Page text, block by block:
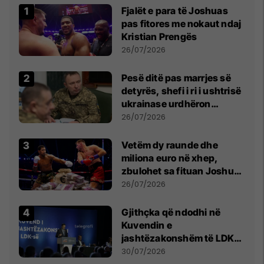
Fjalët e para të Joshuas
pas fitores me nokaut ndaj
Kristian Prengës
26/07/2026
Pesë ditë pas marrjes së
detyrës, shefi i ri i ushtrisë
ukrainase urdhëron
kontroll të madh
26/07/2026
Vetëm dy raunde dhe
miliona euro në xhep,
zbulohet sa fituan Joshua
e Prenga
26/07/2026
Gjithçka që ndodhi në
Kuvendin e
jashtëzakonshëm të LDK-
së
30/07/2026